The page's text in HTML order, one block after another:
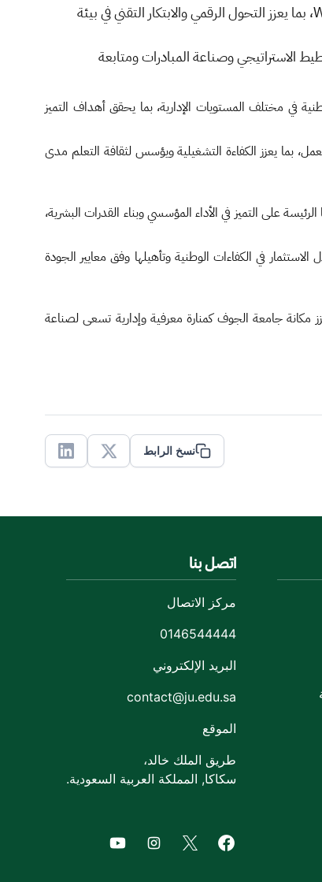
برنامج Code Fellows Web3 Bootcamp Code 301: Intermediate، الذي يركّز على المهارات البرمجية المتقدمة وتقنيات Web3، بما يعزز التحول الرقمي والابتكار التقني في بيئة
الاستراتيجي وصناعة المبادرات ومتابعة
في مختلف المستويات الإدارية، بما يحقق أهداف التميز
بما يعزز الكفاءة التشغيلية ويؤسس لثقافة التعلم مدى
على التميز في الأداء المؤسسي وبناء القدرات البشرية،
الأداء الحكومي، من خلال الاستثمار في الكفاءات الوطنية وتأهيلها وفق معايير الجودة
مكانة جامعة الجوف كمنارة معرفية وإدارية تسعى لصناعة
نسخ الرابط
X
Linkedin
اتصل بنا
مركز الاتصال
0146544444
البريد الإلكتروني
contact@ju.edu.sa
الموقع
طريق الملك خالد،
سكاكا, المملكة العربية السعودية.
Facebook of Jouf University
X of Jouf University
of Jouf University